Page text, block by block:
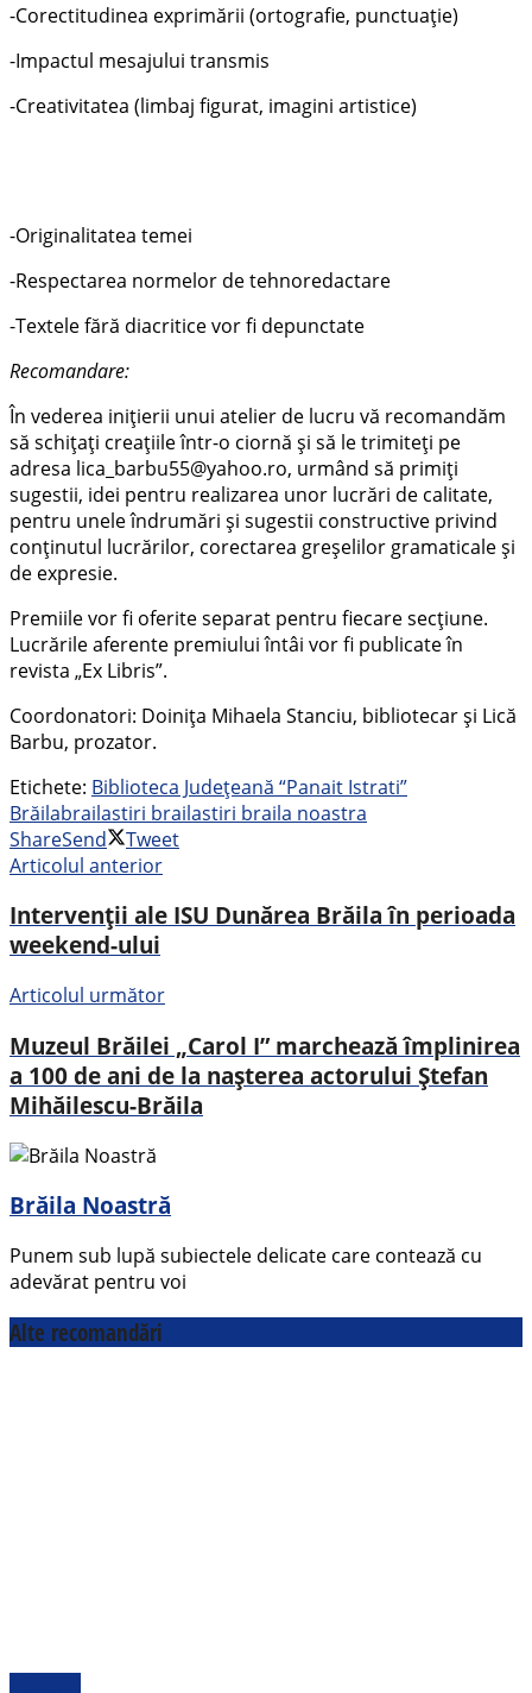
-Corectitudinea exprimării (ortografie, punctuație)
-Impactul mesajului transmis
-Creativitatea (limbaj figurat, imagini artistice)
-Originalitatea temei
-Respectarea normelor de tehnoredactare
-Textele fără diacritice vor fi depunctate
Recomandare:
În vederea iniţierii unui atelier de lucru vă recomandăm
să schiţaţi creaţiile într-o ciornă şi să le trimiteţi pe
adresa lica_barbu55@yahoo.ro, urmând să primiţi
sugestii, idei pentru realizarea unor lucrări de calitate,
pentru unele îndrumări şi sugestii constructive privind
conţinutul lucrărilor, corectarea greşelilor gramaticale şi
de expresie.
Premiile vor fi oferite separat pentru fiecare secțiune.
Lucrările aferente premiului întâi vor fi publicate în
revista „Ex Libris”.
Coordonatori: Doinița Mihaela Stanciu, bibliotecar și Lică
Barbu, prozator.
Etichete: Biblioteca Județeană “Panait Istrati”
Brăilabrailastiri brailastiri braila noastra
ShareSend
Tweet
Articolul anterior
Intervenții ale ISU Dunărea Brăila în perioada
weekend-ului
Articolul următor
Muzeul Brăilei „Carol I” marchează împlinirea
a 100 de ani de la nașterea actorului Ștefan
Mihăilescu-Brăila
Brăila Noastră
Punem sub lupă subiectele delicate care contează cu
adevărat pentru voi
Alte recomandări